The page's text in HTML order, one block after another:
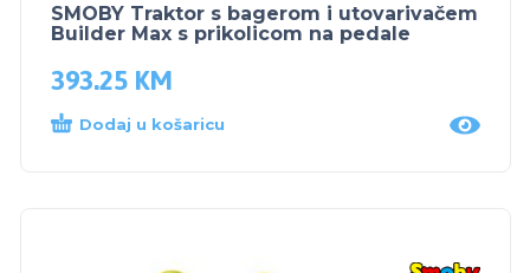
SMOBY Traktor s bagerom i utovarivačem
Builder Max s prikolicom na pedale
393.25 KM
Dodaj u košaricu